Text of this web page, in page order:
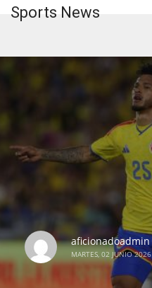
Sports News
aficionadoadmin
MARTES, 02 JUNIO 2026